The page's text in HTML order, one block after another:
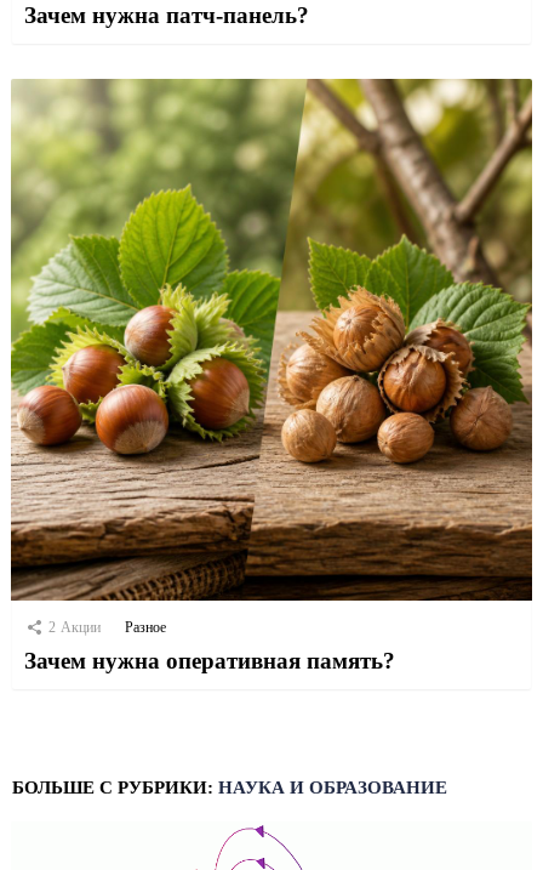
Зачем нужна патч-панель?
2 Акции Разное
Зачем нужна оперативная память?
БОЛЬШЕ С РУБРИКИ: НАУКА И ОБРАЗОВАНИЕ